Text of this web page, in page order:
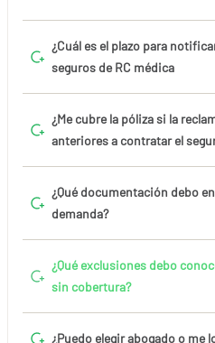
¿Cuál es el plazo para
seguros de RC médica
¿Me cubre la póliza si la
anteriores a contratar el
¿Qué documentación debo
demanda?
¿Qué exclusiones debo
sin cobertura?
¿Puedo elegir abogado o me